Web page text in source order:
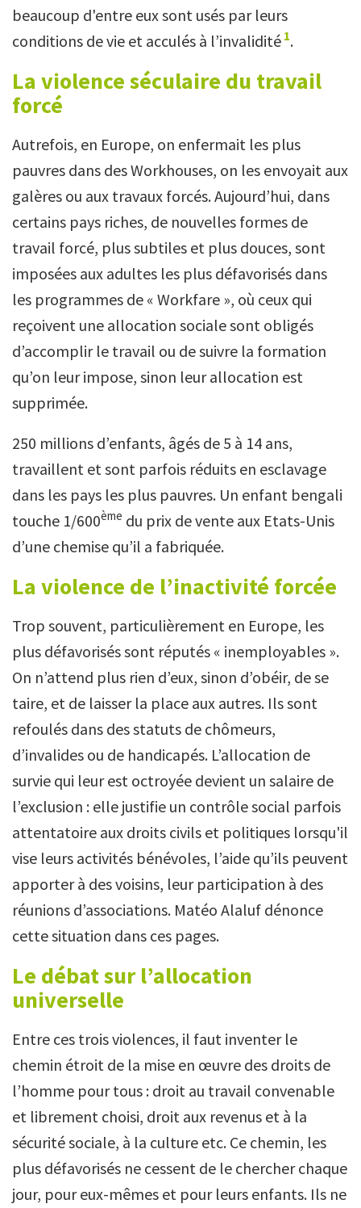
beaucoup d'entre eux sont usés par leurs
conditions de vie et acculés à l’invalidité 1.
La violence séculaire du travail
forcé
Autrefois, en Europe, on enfermait les plus
pauvres dans des Workhouses, on les envoyait aux
galères ou aux travaux forcés. Aujourd’hui, dans
certains pays riches, de nouvelles formes de
travail forcé, plus subtiles et plus douces, sont
imposées aux adultes les plus défavorisés dans
les programmes de « Workfare », où ceux qui
reçoivent une allocation sociale sont obligés
d’accomplir le travail ou de suivre la formation
qu’on leur impose, sinon leur allocation est
supprimée.
250 millions d’enfants, âgés de 5 à 14 ans,
travaillent et sont parfois réduits en esclavage
dans les pays les plus pauvres. Un enfant bengali
touche 1/600ème du prix de vente aux Etats-Unis
d’une chemise qu’il a fabriquée.
La violence de l’inactivité forcée
Trop souvent, particulièrement en Europe, les
plus défavorisés sont réputés « inemployables ».
On n’attend plus rien d’eux, sinon d’obéir, de se
taire, et de laisser la place aux autres. Ils sont
refoulés dans des statuts de chômeurs,
d’invalides ou de handicapés. L’allocation de
survie qui leur est octroyée devient un salaire de
l’exclusion : elle justifie un contrôle social parfois
attentatoire aux droits civils et politiques lorsqu'il
vise leurs activités bénévoles, l’aide qu’ils peuvent
apporter à des voisins, leur participation à des
réunions d’associations. Matéo Alaluf dénonce
cette situation dans ces pages.
Le débat sur l’allocation
universelle
Entre ces trois violences, il faut inventer le
chemin étroit de la mise en œuvre des droits de
l’homme pour tous : droit au travail convenable
et librement choisi, droit aux revenus et à la
sécurité sociale, à la culture etc. Ce chemin, les
plus défavorisés ne cessent de le chercher chaque
jour, pour eux-mêmes et pour leurs enfants. Ils ne